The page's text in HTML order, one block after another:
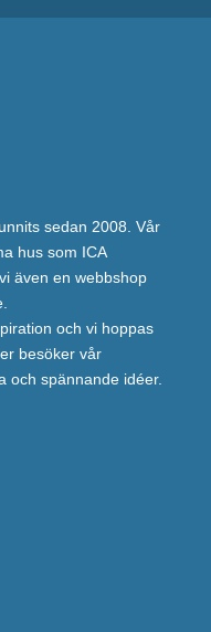
sedan 2008. Vår
hus som ICA
även en webbshop
och vi hoppas
besöker vår
och spännande idéer.